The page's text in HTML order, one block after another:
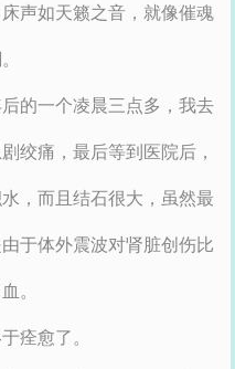
声如天籁之音，就像催魂
的一个凌晨三点多，我去
绞痛，最后等到医院后，
，而且结石很大，虽然最
于体外震波对肾脏创伤比
。
痊愈了。